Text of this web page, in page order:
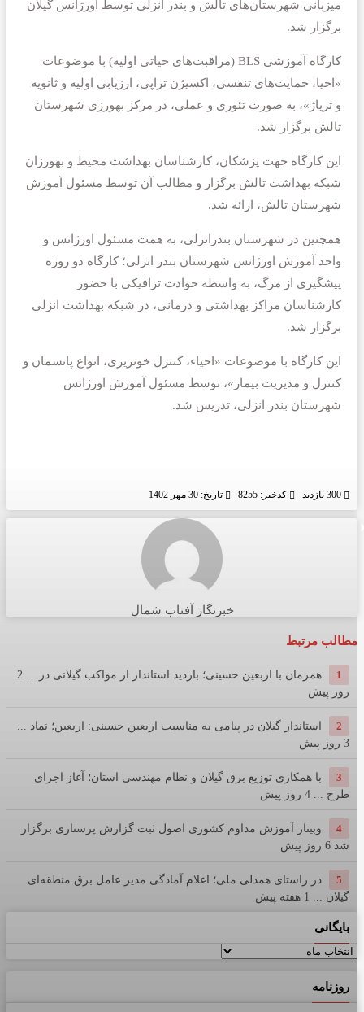
میزبانی شهرستان‌های تالش و بندر انزلی توسط اورژانس گیلان
برگزار شد.
کارگاه آموزشی BLS (مراقبت‌های حیاتی اولیه) با موضوعات
«احیا، حمایت‌های تنفسی، اکسیژن تراپی، ارزیابی اولیه و ثانویه
و تریاژ»، به صورت تئوری و عملی، در مرکز بهورزی شهرستان
تالش برگزار شد.
این کارگاه جهت پزشکان، کارشناسان بهداشت محیط و بهورزان
شبکه بهداشت تالش برگزار و مطالب آن توسط مسئول آموزش
شهرستان تالش، ارائه شد.
همچنین در شهرستان بندرانزلی، به همت مسئول اورژانس و
واحد آموزش اورژانس شهرستان بندر انزلی؛ کارگاه دو روزه
پیشگیری از مرگ، به واسطه حوادث ترافیکی با حضور
کارشناسان مراکز بهداشتی و درمانی، در شبکه بهداشت انزلی
برگزار شد.
این کارگاه با موضوعات «احیاء، کنترل خونریزی، انواع پانسمان و
کنترل و مدیریت بیمار»، توسط مسئول آموزش اورژانس
شهرستان بندر انزلی، تدریس شد.
300 بازدید کدخبر: 8255 تاریخ: 30 مهر 1402
خبرنگار آفتاب شمال
مطالب مرتبط
همزمان با اربعین حسینی؛ بازدید استاندار از مواکب گیلانی در ...
روز پیش
استاندار گیلان در پیامی به مناسبت اربعین حسینی: اربعین؛ نماد ...
با همکاری توزیع برق گیلان و نظام مهندسی استان؛ آغاز اجرای
طرح ...4 روز پیش
وبینار آموزش مداوم کشوری اصول ثبت گزارش پرستاری برگزار
شد6 روز پیش
در راستای همدلی ملی؛ اعلام آمادگی مدیر عامل برق منطقه‌ای
گیلان ...1 هفته پیش
بایگانی
بایگانی
روزنامه